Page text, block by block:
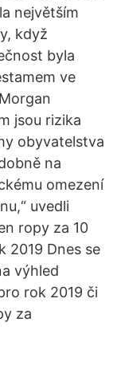
největším
když
byla
ve
jsou rizika
obyvatelstva
na
omezení
uvedli
ropy za 10
2019 Dnes se
výhled
rok 2019 či
za